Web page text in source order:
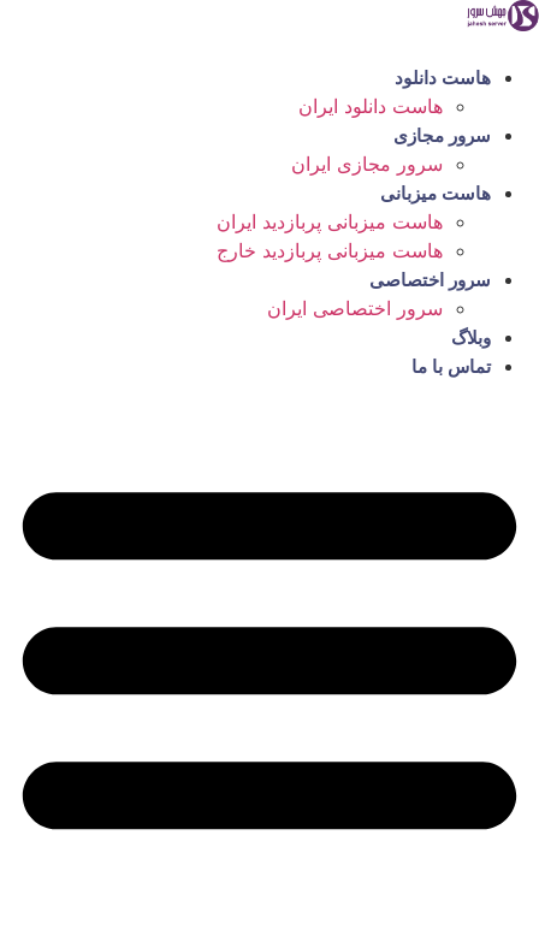
پرش
محتوا
هاست دانلود
هاست دانلود ایران
سرور مجازی
سرور مجازی ایران
هاست میزبانی
هاست میزبانی پربازدید ایران
هاست میزبانی پربازدید خارج
سرور اختصاصی
سرور اختصاصی ایران
وبلاگ
تماس با ما